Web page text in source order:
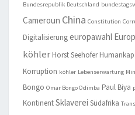
Bundesrepublik Deutschland
Cameroun China Constitution
Digitalisierungeuropawahl
köhler Horst Seehofer
Korruption köhler Lebenserwartung
Bongo Omar Bongo Odimba Paul Biya
KontinentSklaverei Südafrika